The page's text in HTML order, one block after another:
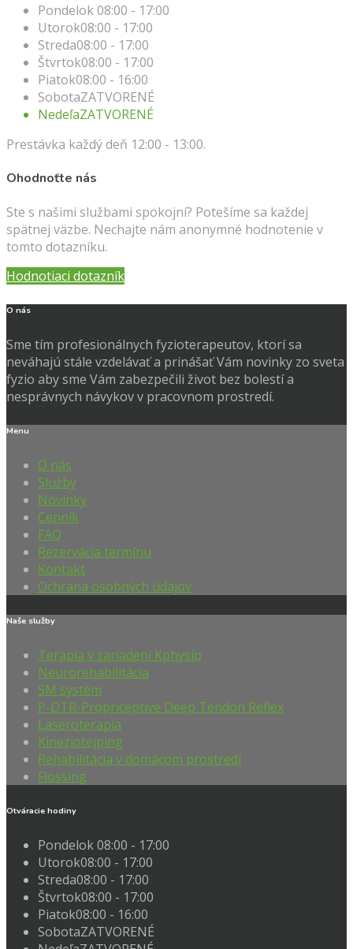
Pondelok08:00 - 17:00
Utorok08:00 - 17:00
Streda08:00 - 17:00
Štvrtok08:00 - 17:00
Piatok08:00 - 16:00
SobotaZATVORENÉ
NedeľaZATVORENÉ
Prestávka každý deň 12:00 - 13:00.
Ohodnoťte nás
Ste s našimi službami spokojní? Potešíme sa každej
spätnej väzbe. Nechajte nám anonymné hodnotenie v
tomto dotazníku.
Hodnotiaci dotazník
O nás
Sme tím profesionálnych fyzioterapeutov, ktorí sa
neváhajú stále vzdelávať a prinášať Vám novinky zo sveta
fyzio aby sme Vám zabezpečili život bez bolestí a
nesprávnych návykov v pracovnom prostredí.
Menu
O nás
Služby
Novinky
Cenník
FAQ
Rezervácia termínu
Kontakt
Ochrana osobných údajov
Naše služby
Terapia v zariadení Kphysio
Neurorehabilitácia
SM systém
P-DTR-Propriceptive Deep Tendon Reflex
Laseroterapia
Kineziotejping
Rehabilitácia v domácom prostredí
Flossing
Otváracie hodiny
Pondelok08:00 - 17:00
Utorok08:00 - 17:00
Streda08:00 - 17:00
Štvrtok08:00 - 17:00
Piatok08:00 - 16:00
SobotaZATVORENÉ